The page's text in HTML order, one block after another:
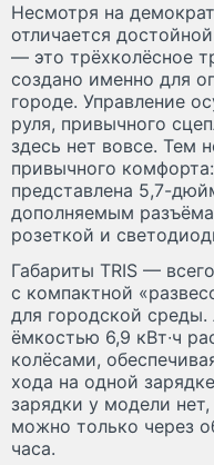
Несмотря на
отличается
— это трёхколёсное
создано именно для
городе. Управление
руля, привычного
здесь нет вовсе. Тем
привычного
представлена 5,7-
дополняемым
розеткой и
Габариты TRIS —
с компактной
для городской среды.
ёмкостью 6,9 кВт∙ч
колёсами,
хода на одной
зарядки у модели
можно только через
часа.